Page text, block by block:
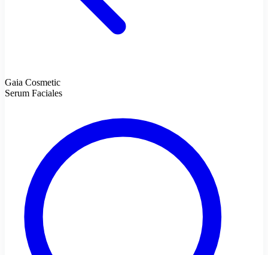
Gaia Cosmetic
Serum Faciales